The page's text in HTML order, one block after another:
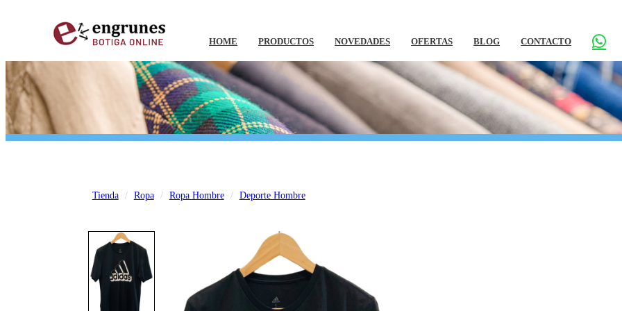
HOME PRODUCTOS NOVEDADES OFERTAS BLOG CONTACTO
Tienda Ropa Ropa Hombre Deporte Hombre